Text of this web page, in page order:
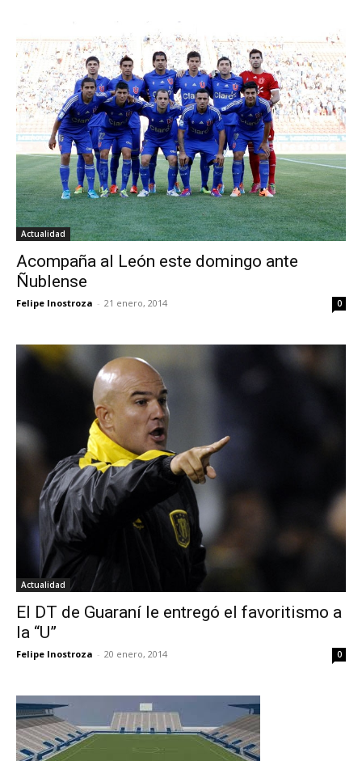
Actualidad
Acompaña al León este domingo ante
Ñublense
Felipe Inostroza - 21 enero, 2014 0
Actualidad
El DT de Guaraní le entregó el favoritismo a
la “U”
Felipe Inostroza - 20 enero, 2014 0